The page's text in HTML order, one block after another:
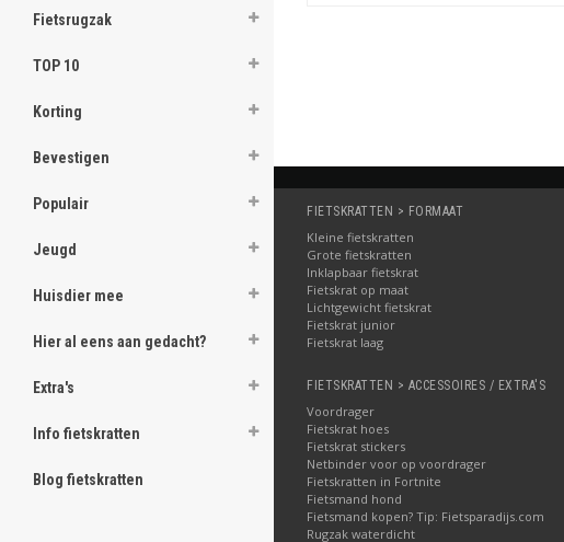
Fietsrugzak
TOP 10
Korting
Bevestigen
Populair
Jeugd
Huisdier mee
Hier al eens aan gedacht?
Extra's
Info fietskratten
Blog fietskratten
FIETSKRATTEN > FORMAAT
Kleine fietskratten
Grote fietskratten
Inklapbaar fietskrat
Fietskrat op maat
Lichtgewicht fietskrat
Fietskrat junior
Fietskrat laag
FIETSKRATTEN > ACCESSOIRES / EXTRA'S
Voordrager
Fietskrat hoes
Fietskrat stickers
Netbinder voor op voordrager
Fietskratten in Fortnite
Fietsmand hond
Fietsmand kopen? Tip: Fietsparadijs.com
Rugzak waterdicht